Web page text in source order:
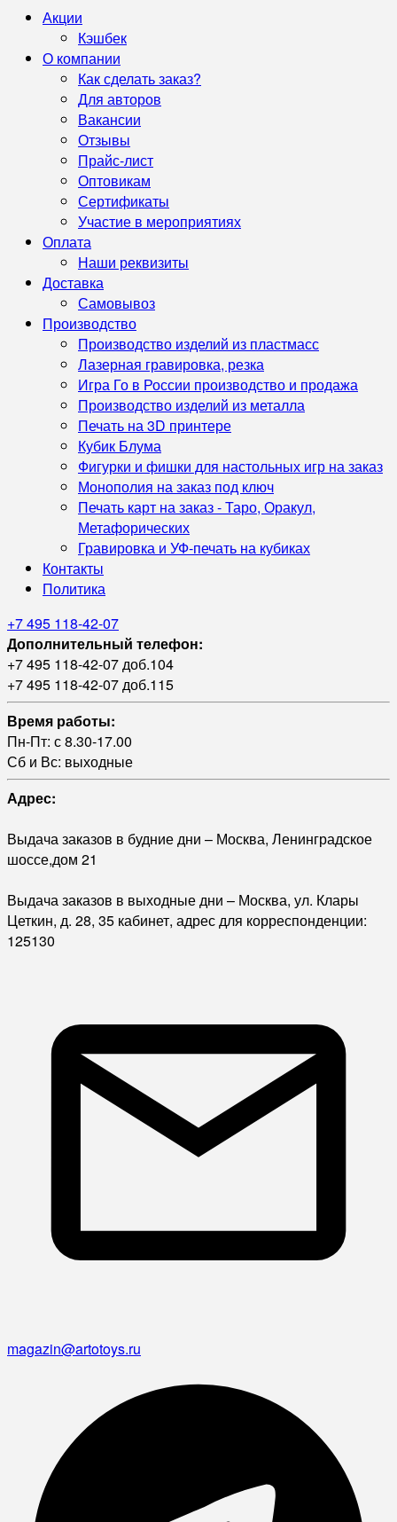
Акции
Кэшбек
О компании
Как сделать заказ?
Для авторов
Вакансии
Отзывы
Прайс-лист
Оптовикам
Сертификаты
Участие в мероприятиях
Оплата
Наши реквизиты
Доставка
Самовывоз
Производство
Производство изделий из пластмасс
Лазерная гравировка, резка
Игра Го в России производство и продажа
Производство изделий из металла
Печать на 3D принтере
Кубик Блума
Фигурки и фишки для настольных игр на заказ
Монополия на заказ под ключ
Печать карт на заказ - Таро, Оракул,
Метафорических
Гравировка и УФ‑печать на кубиках
Контакты
Политика
+7 495 118-42-07
Дополнительный телефон:
+7 495 118-42-07 доб.104
+7 495 118-42-07 доб.115
Время работы:
Пн-Пт: с 8.30-17.00
Сб и Вс: выходные
Адрес:
Выдача заказов в будние дни – Москва, Ленинградское
шоссе,дом 21
Выдача заказов в выходные дни – Москва, ул. Клары
Цеткин, д. 28, 35 кабинет, адрес для корреспонденции:
125130
magazin@artotoys.ru